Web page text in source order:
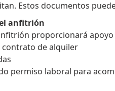
Estos documentos
anfitrión
proporcionará
contrato de alquiler
permiso laboral para